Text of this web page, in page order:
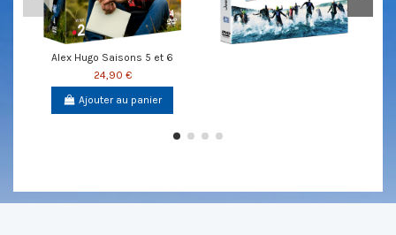
Alex Hugo Saisons 5 et 6
24,90 €
Ajouter au panier